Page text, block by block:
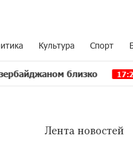
Культура Спорт
близко 17:27 Рост
Лента новостей